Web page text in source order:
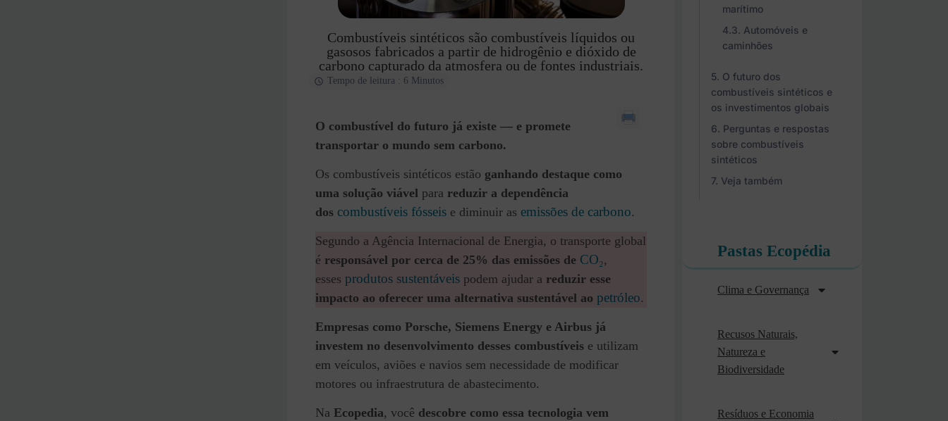
Combustíveis sintéticos são combustíveis líquidos ou
gasosos fabricados a partir de hidrogênio e dióxido de
carbono capturado da atmosfera ou de fontes industriais.
Tempo de leitura : 6 Minutos
O combustível do futuro já existe — e promete
transportar o mundo sem carbono.
Os combustíveis sintéticos estão ganhando destaque como
uma solução viável para reduzir a dependência
dos combustíveis fósseis e diminuir as emissões de carbono.
Segundo a Agência Internacional de Energia, o transporte global
é responsável por cerca de 25% das emissões de CO₂,
esses produtos sustentáveis podem ajudar a reduzir esse
impacto ao oferecer uma alternativa sustentável ao petróleo.
Empresas como Porsche, Siemens Energy e Airbus já
investem no desenvolvimento desses combustíveis e utilizam
em veículos, aviões e navios sem necessidade de modificar
motores ou infraestrutura de abastecimento.
Na Ecopedia, você descobre como essa tecnologia vem
marítimo
Automóveis e
caminhões
O futuro dos
combustíveis sintéticos e
os investimentos globais
Perguntas e respostas
sobre combustíveis
sintéticos
Veja também
Pastas Ecopédia
Clima e Governança
Recusos Naturais,
Natureza e
Biodiversidade
Resíduos e Economia